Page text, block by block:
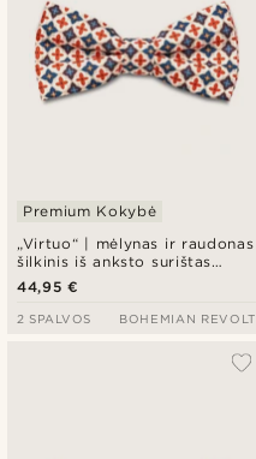
„Virtuo“ | mėlynas ir raudonas
šilkinis iš anksto surištas
peteliškės formos kaklaraištis
Premium Kokybė
44,95 €
2 SPALVOS BOHEMIAN REVOLT